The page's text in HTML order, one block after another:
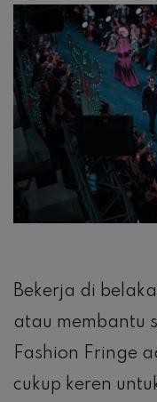
Bekerja di
atau membantu
Fashion Fringe
cukup keren